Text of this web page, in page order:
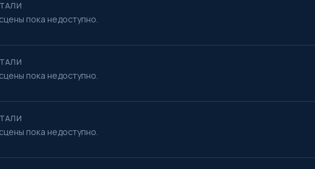
пока недоступно.
пока недоступно.
пока недоступно.